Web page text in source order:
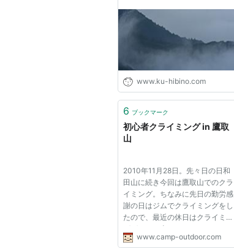
www.ku-hibino.com
6 ブックマーク
初心者クライミング in 鷹取
山
2010年11月28日。先々日の日和
田山に続き今回は鷹取山でのクラ
イミング。ちなみに先日の勤労感
謝の日はジムでクライミングをし
たので、最近の休日はクライミン
グばかりに当てている。メンバー
は相変わらず僕とヤハケンの2
www.camp-outdoor.com